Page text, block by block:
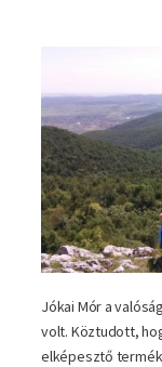
Jókai Mór a
volt. Köztudott,
elképesztő